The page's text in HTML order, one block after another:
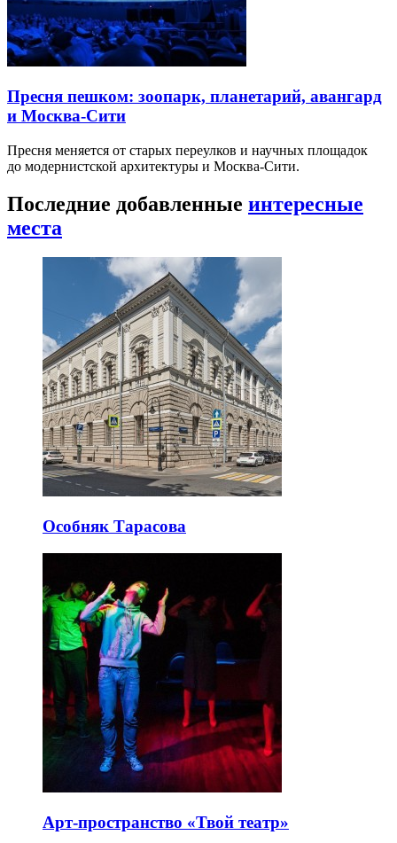
Пресня пешком: зоопарк, планетарий, авангард
и Москва-Сити
Пресня меняется от старых переулков и научных площадок
до модернистской архитектуры и Москва-Сити.
Последние добавленные интересные
места
Особняк Тарасова
Арт-пространство «Твой театр»